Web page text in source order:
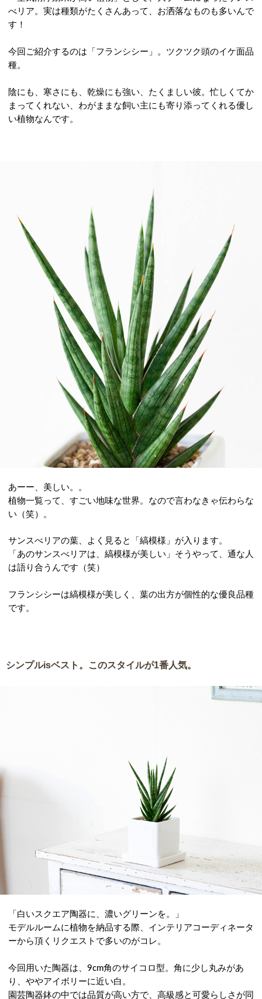
べリア。実は種類がたくさんあって、お洒落なものも多いんで
す！
今回ご紹介するのは「フランシシー」。ツクツク頭のイケ面品
種。
陰にも、寒さにも、乾燥にも強い、たくましい彼。忙しくてか
まってくれない、わがままな飼い主にも寄り添ってくれる優し
い植物なんです。
あーー、美しい。。
植物一覧って、すごい地味な世界。なので言わなきゃ伝わらな
い（笑）。
サンスべリアの葉、よく見ると「縞模様」が入ります。
「あのサンスべリアは、縞模様が美しい」そうやって、通な人
は語り合うんです（笑）
フランシシーは縞模様が美しく、葉の出方が個性的な優良品種
です。
シンプルisベスト。このスタイルが1番人気。
「白いスクエア陶器に、濃いグリーンを。」
モデルルームに植物を納品する際、インテリアコーディネータ
ーから頂くリクエストで多いのがコレ。
今回用いた陶器は、9cm角のサイコロ型。角に少し丸みがあ
り、ややアイボリーに近い白。
園芸陶器鉢の中では品質が高い方で、高級感と可愛らしさが同